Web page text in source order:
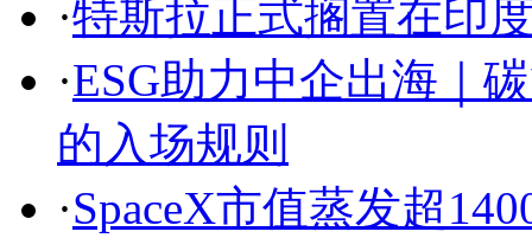
·特斯拉正式搁置在印
·ESG助力中企出海｜
的入场规则
·SpaceX市值蒸发超